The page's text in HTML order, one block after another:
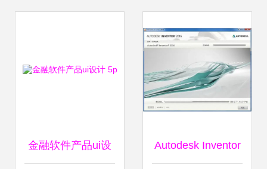
金融软件产品ui设 Autodesk Inventor